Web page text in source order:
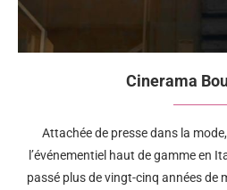
Cinerama
Attachée de presse dans la
l’événementiel haut de gamme en
passé plus de vingt-cinq années de